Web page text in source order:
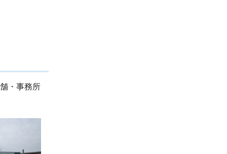
・事務所